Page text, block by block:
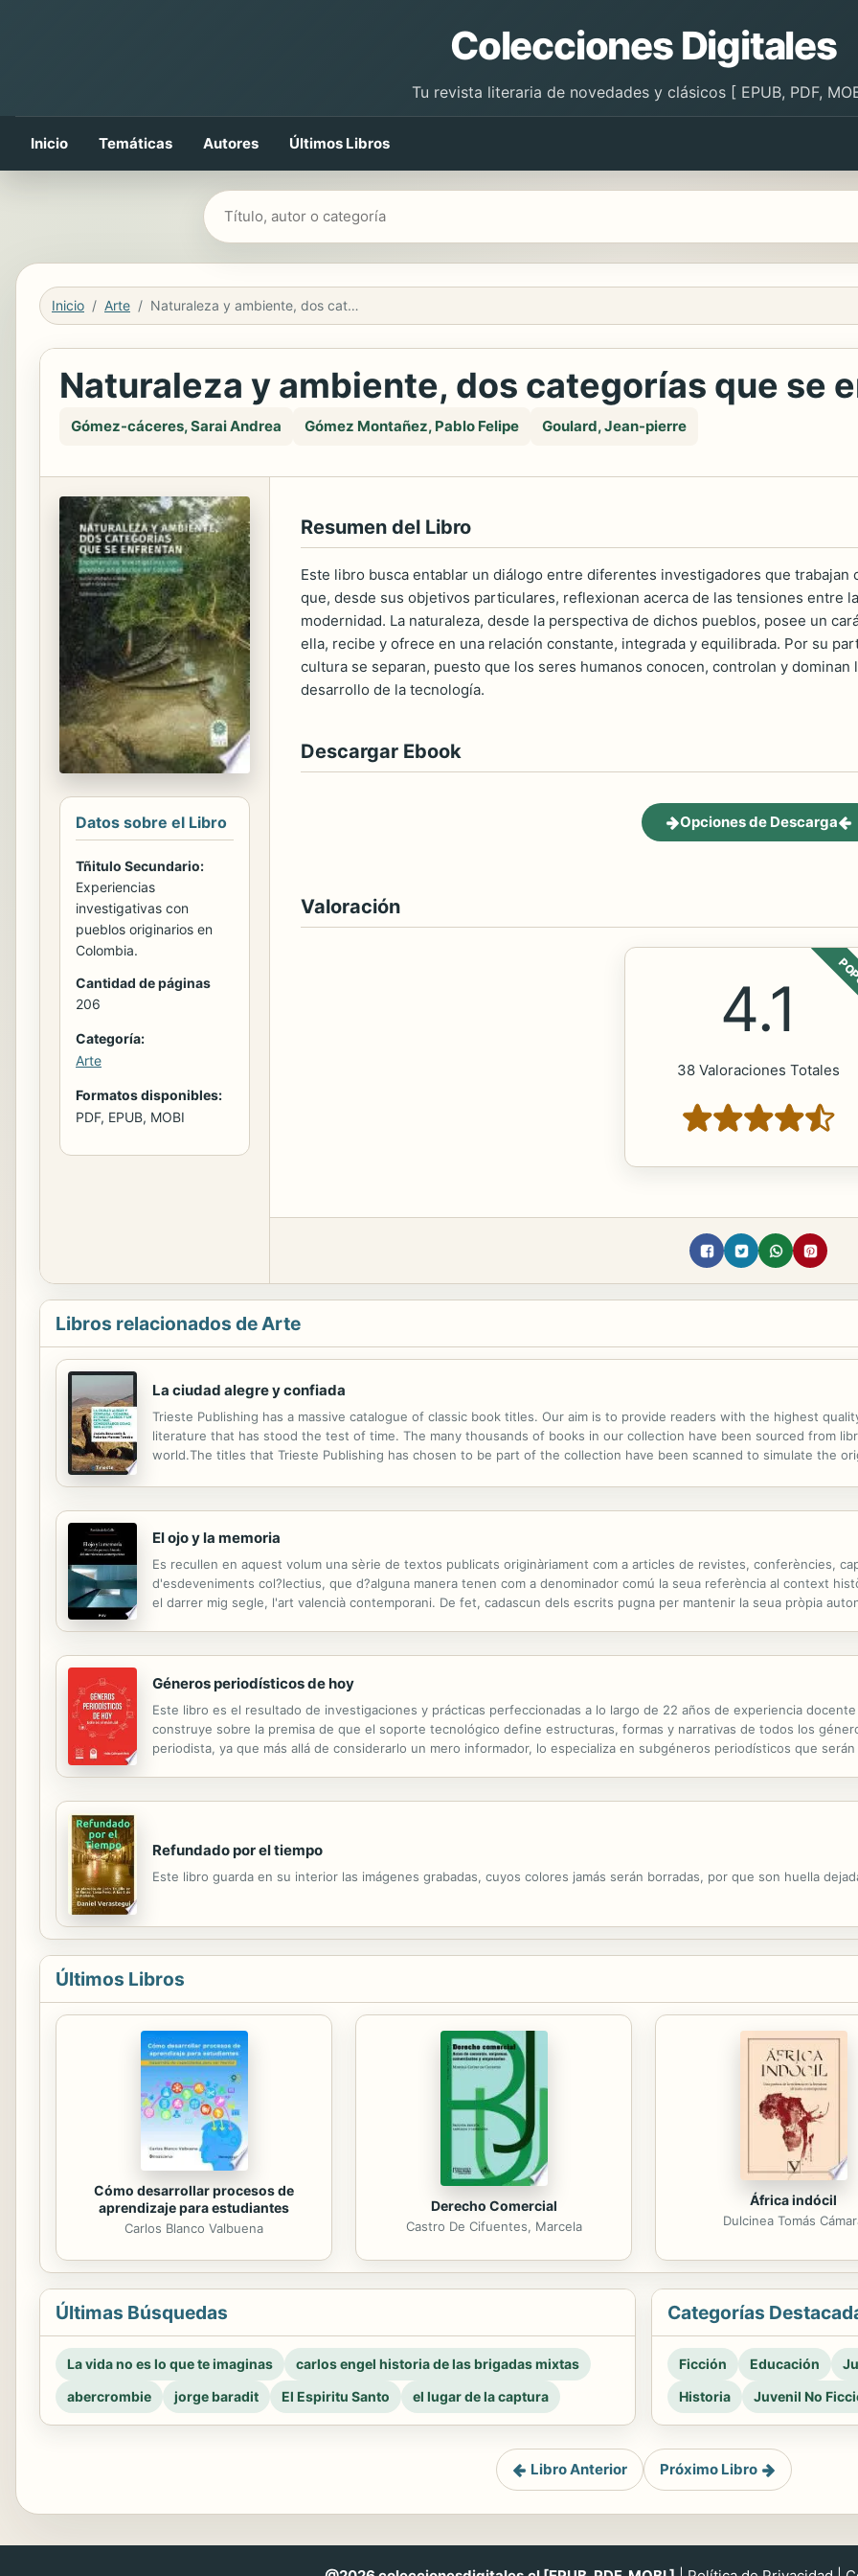
Colecciones Digitales
Tu revista literaria de novedades y clásicos [ EPUB, PDF,
Inicio Temáticas Autores Últimos Libros
Buscar libros
Inicio Arte Naturaleza y ambiente, dos categorías que se enfrentan.
Naturaleza y ambiente, dos categorías que se
Gómez-cáceres, Sarai Andrea Gómez Montañez, Pablo Felipe Goulard, Jean-pierre
Datos sobre el Libro
Tñitulo Secundario:
Experiencias
investigativas con
pueblos originarios en
Colombia.
Cantidad de páginas
206
Categoría:
Arte
Formatos disponibles:
PDF, EPUB, MOBI
Resumen del Libro
Este libro busca entablar un diálogo entre diferentes investigadores que
que, desde sus objetivos particulares, reflexionan acerca de las tensiones entre
modernidad. La naturaleza, desde la perspectiva de dichos pueblos, posee un
ella, recibe y ofrece en una relación constante, integrada y equilibrada. Por su
cultura se separan, puesto que los seres humanos conocen, controlan y
desarrollo de la tecnología.
Descargar Ebook
Opciones de Descarga
Valoración
4.1
38 Valoraciones Totales
Libros relacionados de Arte
La ciudad alegre y confiada
Trieste Publishing has a massive catalogue of classic book titles. Our aim is to provide readers with the highest
literature that has stood the test of time. The many thousands of books in our collection have been sourced from
world.The titles that Trieste Publishing has chosen to be part of the collection have been scanned to simulate the
El ojo y la memoria
Es recullen en aquest volum una sèrie de textos publicats originàriament com a articles de revistes, conferències,
d'esdeveniments col?lectius, que d?alguna manera tenen com a denominador comú la seua referència al context
el darrer mig segle, l'art valencià contemporani. De fet, cadascun dels escrits pugna per mantenir la seua pròpia
Géneros periodísticos de hoy
Este libro es el resultado de investigaciones y prácticas perfeccionadas a lo largo de 22 años de experiencia
construye sobre la premisa de que el soporte tecnológico define estructuras, formas y narrativas de todos los
periodista, ya que más allá de considerarlo un mero informador, lo especializa en subgéneros periodísticos que
Refundado por el tiempo
Este libro guarda en su interior las imágenes grabadas, cuyos colores jamás serán borradas, por que son huella
Últimos Libros
Cómo desarrollar procesos de
aprendizaje para estudiantes
Carlos Blanco Valbuena
Derecho Comercial
Castro De Cifuentes, Marcela
África indócil
Dulcinea Tomás
Últimas Búsquedas
La vida no es lo que te imaginas
carlos engel historia de las brigadas mixtas
abercrombie
jorge baradit El Espiritu Santo el lugar de la captura
Categorías
Ficción Educación
Historia
Juvenil No
Libro Anterior Próximo Libro